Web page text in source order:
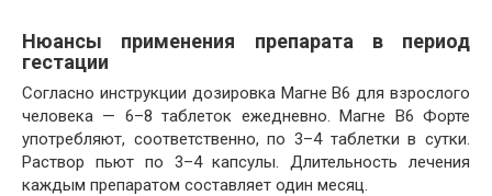
Нюансы применения препарата в период
гестации
Согласно инструкции дозировка Магне В6 для взрослого
человека — 6–8 таблеток ежедневно. Магне В6 Форте
употребляют, соответственно, по 3–4 таблетки в сутки.
Раствор пьют по 3–4 капсулы. Длительность лечения
каждым препаратом составляет один месяц.